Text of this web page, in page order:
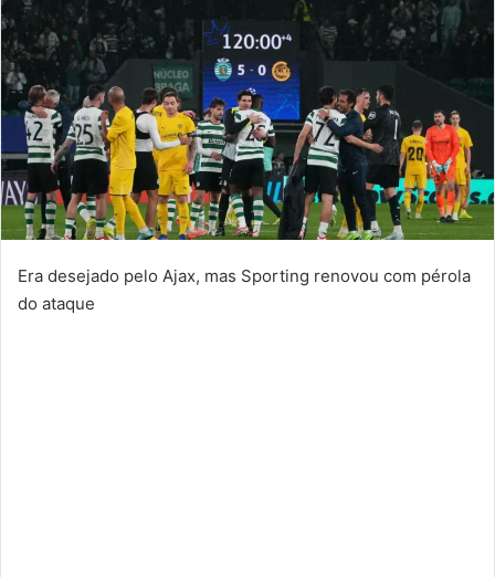
Era desejado pelo Ajax, mas Sporting renovou com pérola
do ataque